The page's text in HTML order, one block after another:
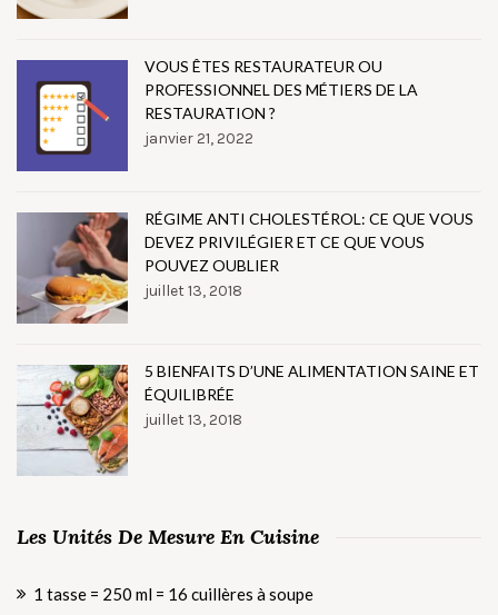
VOUS ÊTES RESTAURATEUR OU
PROFESSIONNEL DES MÉTIERS DE LA
RESTAURATION ?
janvier 21, 2022
RÉGIME ANTI CHOLESTÉROL: CE QUE VOUS
DEVEZ PRIVILÉGIER ET CE QUE VOUS
POUVEZ OUBLIER
juillet 13, 2018
5 BIENFAITS D’UNE ALIMENTATION SAINE ET
ÉQUILIBRÉE
juillet 13, 2018
Les Unités De Mesure En Cuisine
1 tasse = 250 ml = 16 cuillères à soupe